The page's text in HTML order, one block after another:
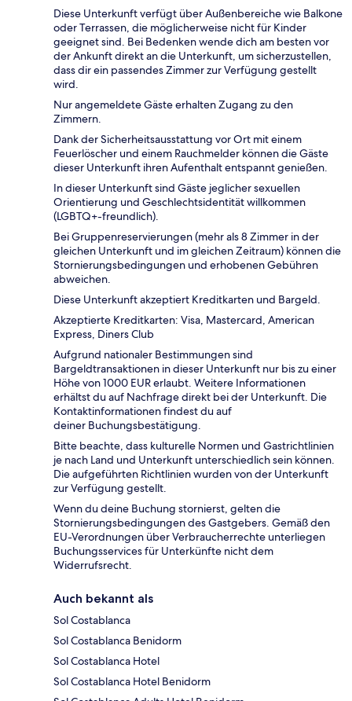
Diese Unterkunft verfügt über Außenbereiche wie Balkone
oder Terrassen, die möglicherweise nicht für Kinder
geeignet sind. Bei Bedenken wende dich am besten vor
der Ankunft direkt an die Unterkunft, um sicherzustellen,
dass dir ein passendes Zimmer zur Verfügung gestellt
wird.
Nur angemeldete Gäste erhalten Zugang zu den
Zimmern.
Dank der Sicherheitsausstattung vor Ort mit einem
Feuerlöscher und einem Rauchmelder können die Gäste
dieser Unterkunft ihren Aufenthalt entspannt genießen.
In dieser Unterkunft sind Gäste jeglicher sexuellen
Orientierung und Geschlechtsidentität willkommen
(LGBTQ+-freundlich).
Bei Gruppenreservierungen (mehr als 8 Zimmer in der
gleichen Unterkunft und im gleichen Zeitraum) können die
Stornierungsbedingungen und erhobenen Gebühren
abweichen.
Diese Unterkunft akzeptiert Kreditkarten und Bargeld.
Akzeptierte Kreditkarten: Visa, Mastercard, American
Express, Diners Club
Aufgrund nationaler Bestimmungen sind
Bargeldtransaktionen in dieser Unterkunft nur bis zu einer
Höhe von 1000 EUR erlaubt. Weitere Informationen
erhältst du auf Nachfrage direkt bei der Unterkunft. Die
Kontaktinformationen findest du auf
deiner Buchungsbestätigung.
Bitte beachte, dass kulturelle Normen und Gastrichtlinien
je nach Land und Unterkunft unterschiedlich sein können.
Die aufgeführten Richtlinien wurden von der Unterkunft
zur Verfügung gestellt.
Wenn du deine Buchung stornierst, gelten die
Stornierungsbedingungen des Gastgebers. Gemäß den
EU-Verordnungen über Verbraucherrechte unterliegen
Buchungsservices für Unterkünfte nicht dem
Widerrufsrecht.
Auch bekannt als
Sol Costablanca
Sol Costablanca Benidorm
Sol Costablanca Hotel
Sol Costablanca Hotel Benidorm